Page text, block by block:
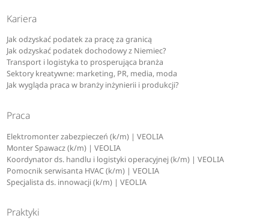
Kariera
Jak odzyskać podatek za pracę za granicą
Jak odzyskać podatek dochodowy z Niemiec?
Transport i logistyka to prosperująca branża
Sektory kreatywne: marketing, PR, media, moda
Jak wygląda praca w branży inżynierii i produkcji?
Praca
Elektromonter zabezpieczeń (k/m) | VEOLIA
Monter Spawacz (k/m) | VEOLIA
Koordynator ds. handlu i logistyki operacyjnej (k/m) | VEOLIA
Pomocnik serwisanta HVAC (k/m) | VEOLIA
Specjalista ds. innowacji (k/m) | VEOLIA
Praktyki